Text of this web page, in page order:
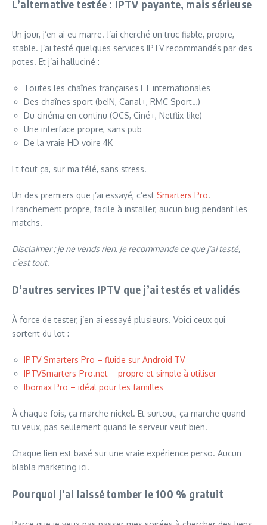
L’alternative testée : IPTV payante, mais sérieuse
Un jour, j’en ai eu marre. J’ai cherché un truc fiable, propre,
stable. J’ai testé quelques services IPTV recommandés par des
potes. Et j’ai halluciné :
Toutes les chaînes françaises ET internationales
Des chaînes sport (beIN, Canal+, RMC Sport…)
Du cinéma en continu (OCS, Ciné+, Netflix-like)
Une interface propre, sans pub
De la vraie HD voire 4K
Et tout ça, sur ma télé, sans stress.
Un des premiers que j’ai essayé, c’est Smarters Pro.
Franchement propre, facile à installer, aucun bug pendant les
matchs.
Disclaimer : je ne vends rien. Je recommande ce que j’ai testé,
c’est tout.
D’autres services IPTV que j’ai testés et validés
À force de tester, j’en ai essayé plusieurs. Voici ceux qui
sortent du lot :
IPTV Smarters Pro – fluide sur Android TV
IPTVSmarters-Pro.net – propre et simple à utiliser
Ibomax Pro – idéal pour les familles
À chaque fois, ça marche nickel. Et surtout, ça marche quand
tu veux, pas seulement quand le serveur veut bien.
Chaque lien est basé sur une vraie expérience perso. Aucun
blabla marketing ici.
Pourquoi j’ai laissé tomber le 100 % gratuit